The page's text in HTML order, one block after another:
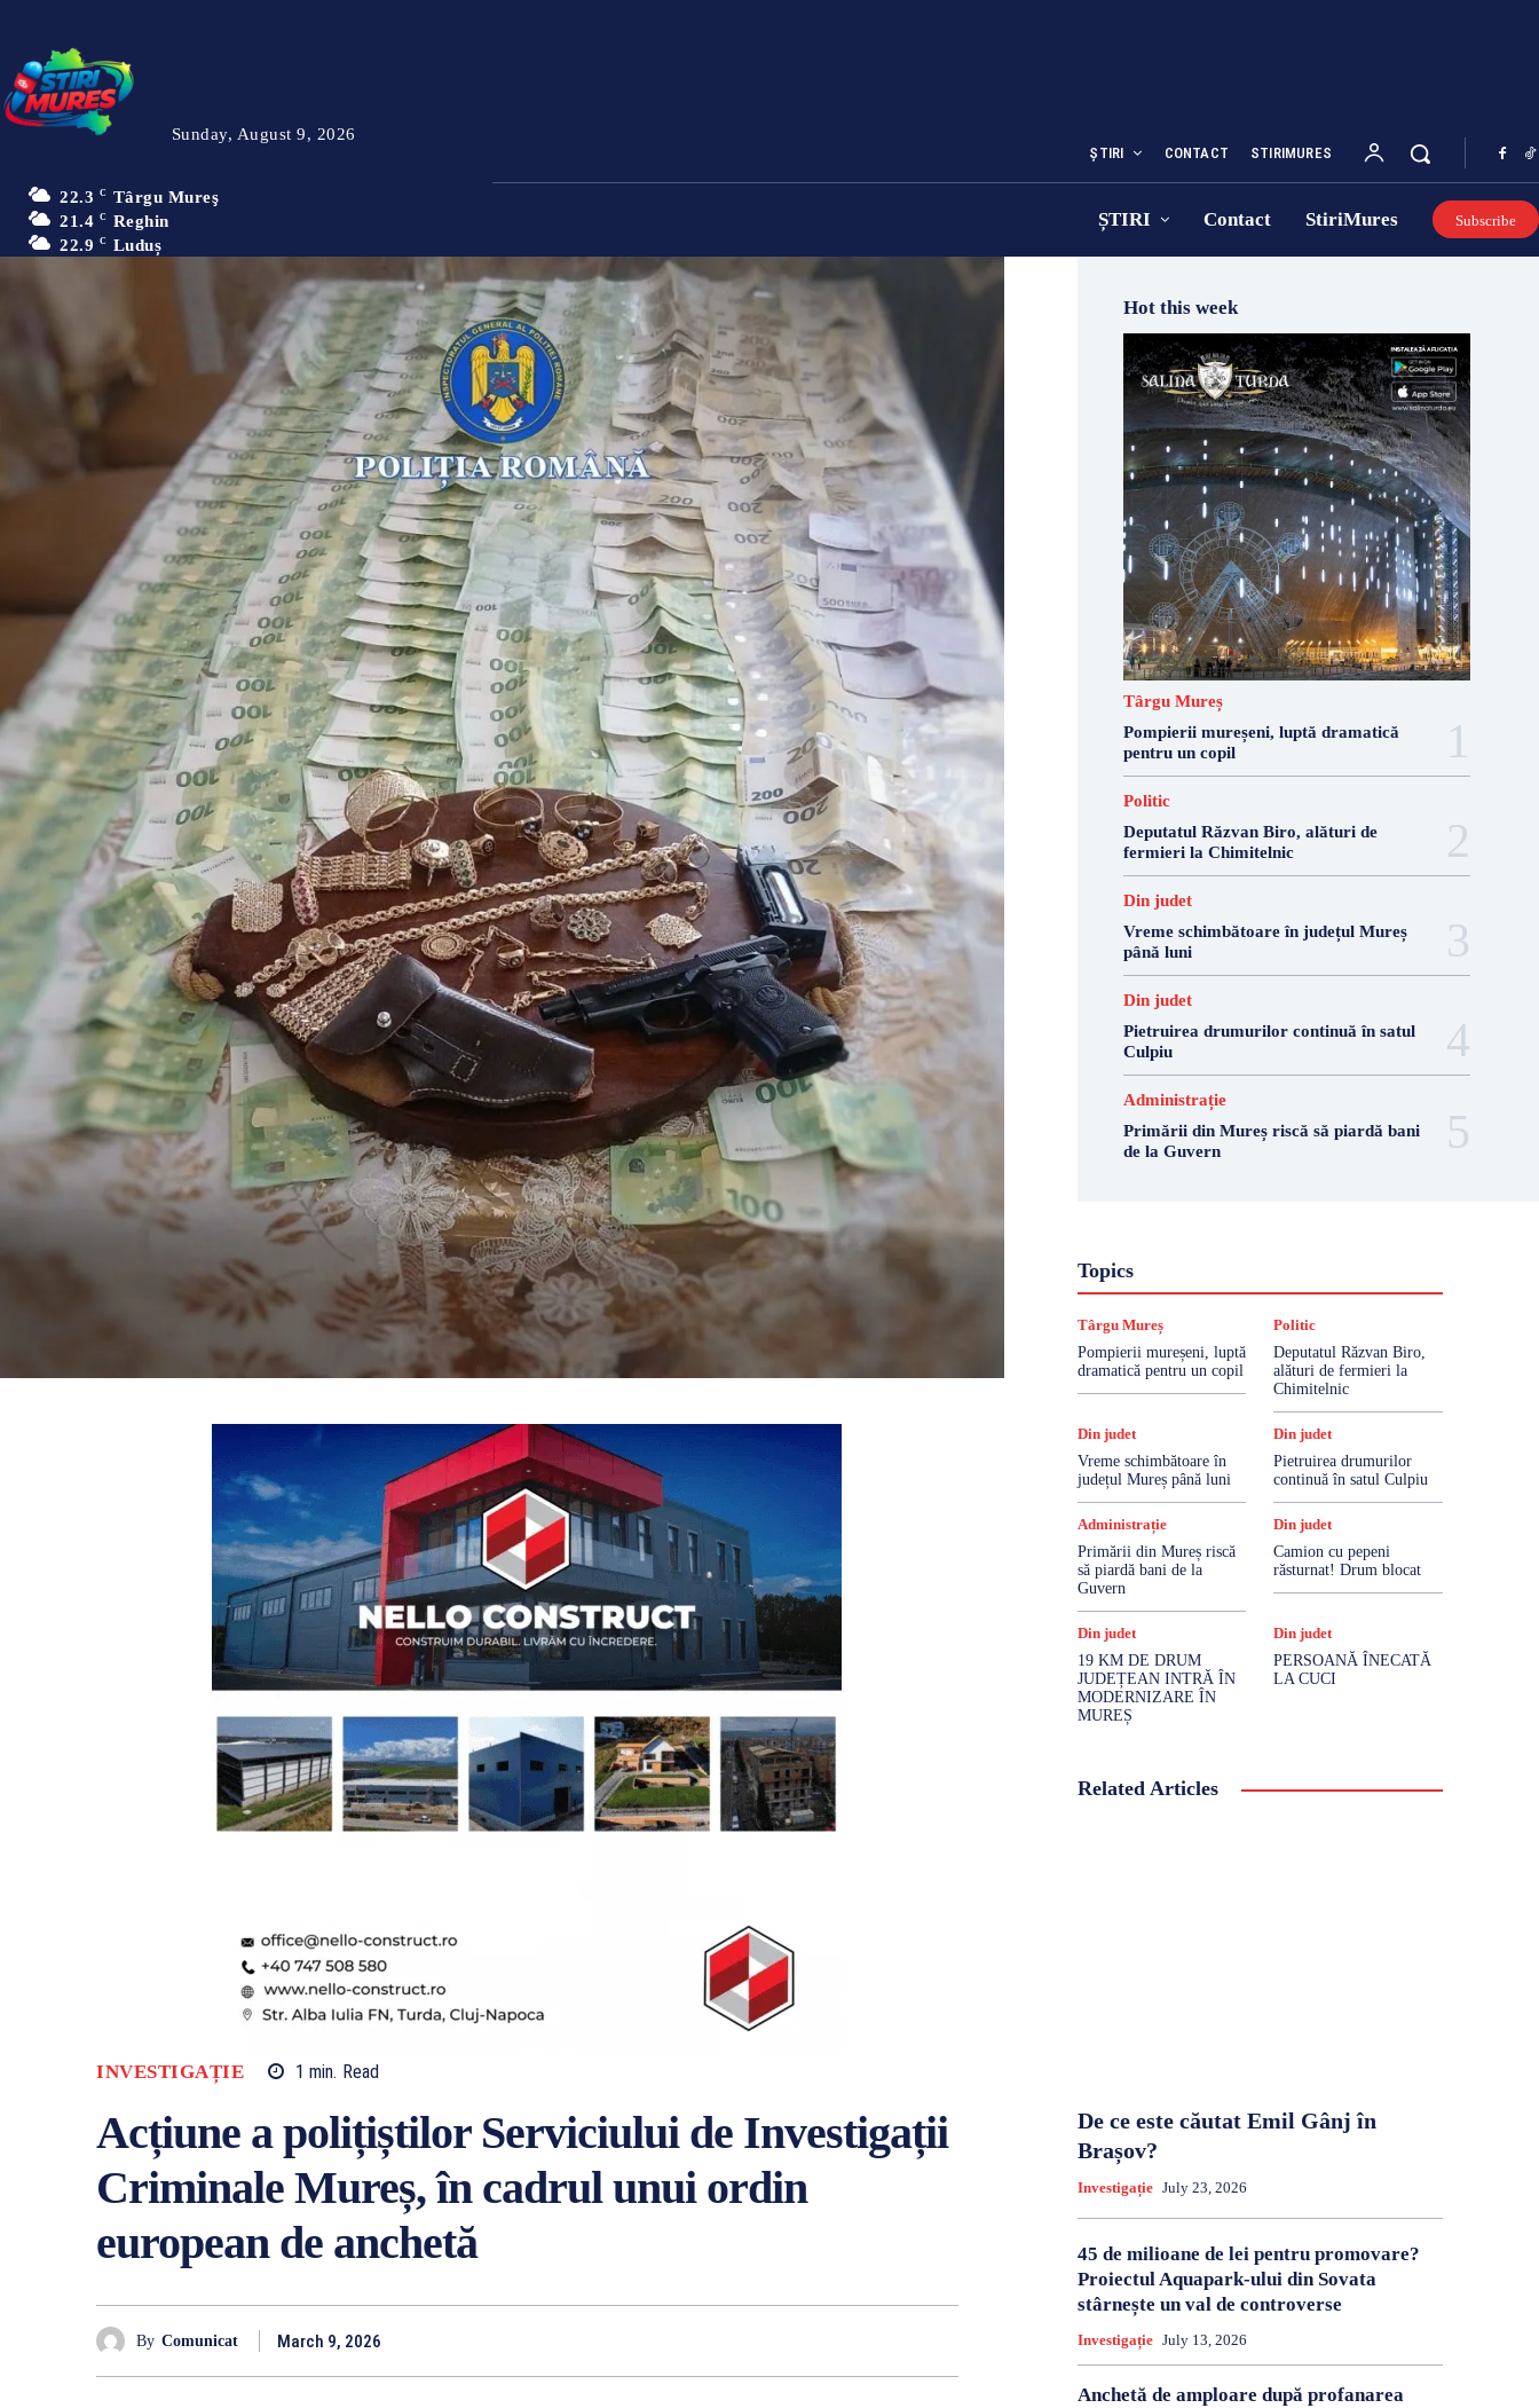
Sunday, August 9, 2026
22.3 C
Târgu Mureş
21.4 C
Reghin
22.9
C Luduș
ȘTIRI CONTACT STIRIMURES
ȘTIRI Contact StiriMures Subscribe
INVESTIGAȚIE 1 min. Read
Acțiune a polițiștilor Serviciului de Investigații
Criminale Mureș, în cadrul unui ordin
european de anchetă
By Comunicat March 9, 2026
Hot this week
Târgu Mureș
Pompierii mureșeni, luptă dramatică
pentru un copil
Politic
Deputatul Răzvan Biro, alături de
fermieri la Chimitelnic
Din judet
Vreme schimbătoare în județul Mureș
până luni
Din judet
Pietruirea drumurilor continuă în satul
Culpiu
Administrație
Primării din Mureș riscă să piardă bani
de la Guvern
Topics
Târgu Mureș
Pompierii mureșeni, luptă
dramatică pentru un copil
Politic
Deputatul Răzvan Biro,
alături de fermieri la
Chimitelnic
Din judet
Vreme schimbătoare în
județul Mureș până luni
Din judet
Pietruirea drumurilor
continuă în satul Culpiu
Administrație
Primării din Mureș riscă
să piardă bani de la
Guvern
Din judet
Camion cu pepeni
răsturnat! Drum blocat
Din judet
19 KM DE DRUM
JUDEȚEAN INTRĂ ÎN
MODERNIZARE ÎN
MUREȘ
Din judet
PERSOANĂ ÎNECATĂ
LA CUCI
Related Articles
De ce este căutat Emil Gânj în
Brașov?
Investigație July 23, 2026
45 de milioane de lei pentru promovare?
Proiectul Aquapark-ului din Sovata
stârnește un val de controverse
Investigație July 13, 2026
Anchetă de amploare după profanarea